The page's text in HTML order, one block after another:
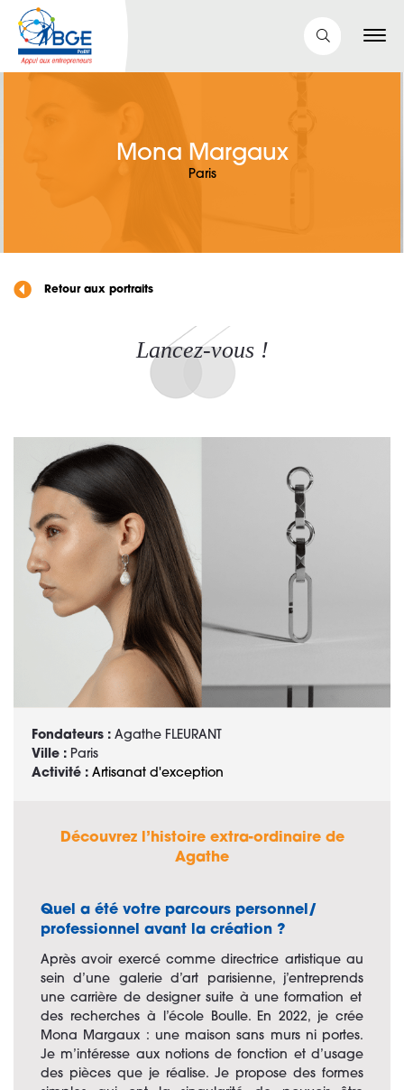
Mona Margaux
Paris
Retour aux portraits
Lancez-vous !
Fondateurs : Agathe FLEURANT
Ville : Paris
Activité : Artisanat d'exception
Découvrez l’histoire extra-ordinaire de
Agathe
Quel a été votre parcours personnel/
professionnel avant la création ?
Après avoir exercé comme directrice artistique au
sein d’une galerie d’art parisienne, j’entreprends
une carrière de designer suite à une formation et
des recherches à l’école Boulle.En 2022, je crée
Mona Margaux : une maison sans murs ni portes.
Je m’intéresse aux notions de fonction et d’usage
des pièces que je réalise. Je propose des formes